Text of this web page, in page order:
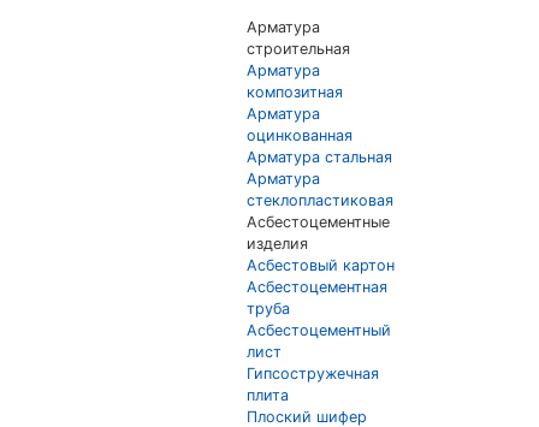
Арматура
строительная
Арматура
композитная
Арматура
оцинкованная
Арматура стальная
Арматура
стеклопластиковая
Асбестоцементные
изделия
Асбестовый картон
Асбестоцементная
труба
Асбестоцементный
лист
Гипсостружечная
плита
Плоский шифер